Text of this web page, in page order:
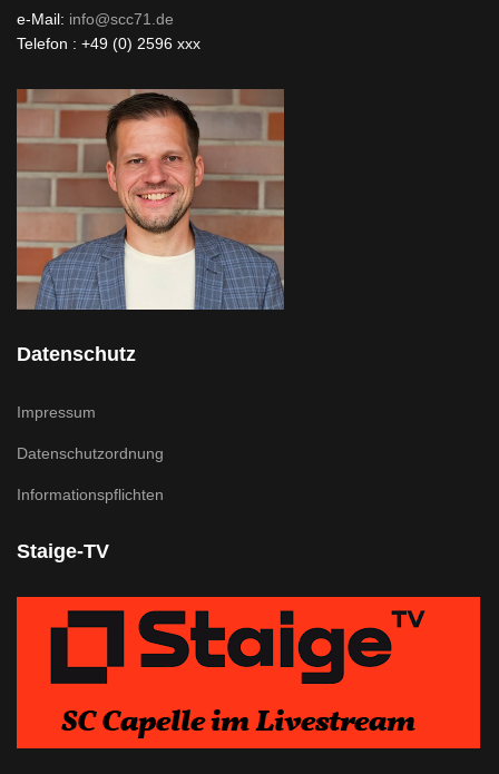
e-Mail: info@scc71.de
Telefon : +49 (0) 2596 xxx
Datenschutz
Impressum
Datenschutzordnung
Informationspflichten
Staige-TV